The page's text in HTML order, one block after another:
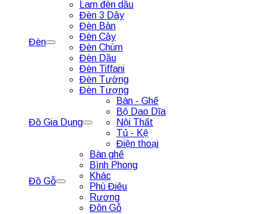
Đèn
Lam đèn dầu
Đèn 3 Dây
Đèn Bàn
Đèn Cây
Đèn Chùm
Đèn Dầu
Đèn Tiffani
Đèn Tường
Đèn Tượng
Đồ Gia Dụng
Bàn - Ghế
Bộ Dao Dĩa
Nội Thất
Tủ - Kệ
Điện thoại
Đồ Gỗ
Bàn ghế
Bình Phong
Khác
Phù Điêu
Rương
Đôn Gỗ